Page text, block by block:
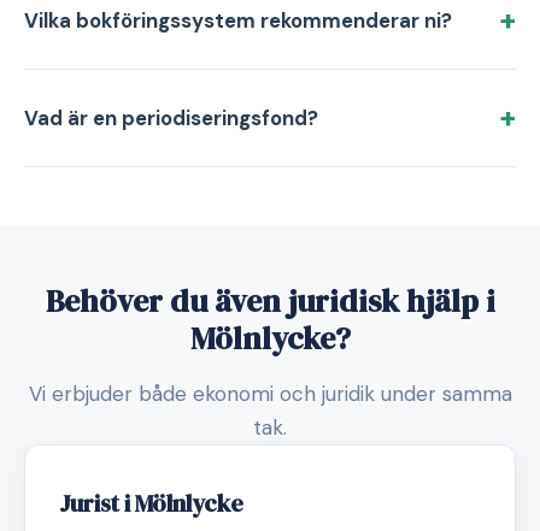
Vilka bokföringssystem rekommenderar ni?
Vad är en periodiseringsfond?
Behöver du även juridisk hjälp i
Mölnlycke?
Vi erbjuder både ekonomi och juridik under samma
tak.
Jurist i Mölnlycke